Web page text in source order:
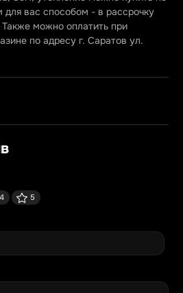
вас способом - в рассрочку
можно оплатить при
по адресу г. Саратов ул.
4 5